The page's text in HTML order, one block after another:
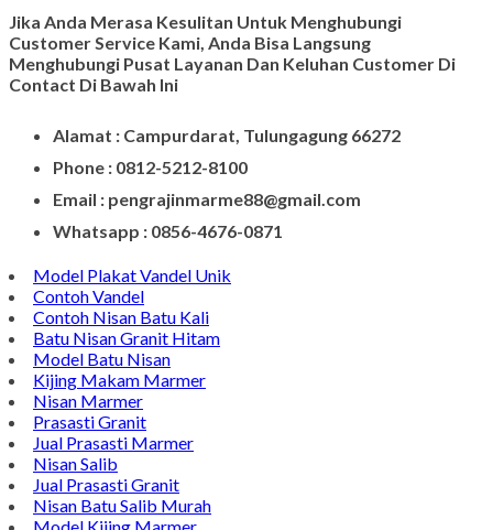
Model Prasasti Terbaru
Prasasti untuk Peresmian Masjid
Prasasti Marmer
Prasasti dari Marmer
Meja Makan Marmer
Meja Marmer Bulat
Vandel Kenang - Kenangan
CONTACT INFO
Jika Anda Merasa Kesulitan Untuk Menghubungi
Customer Service Kami, Anda Bisa Langsung
Menghubungi Pusat Layanan Dan Keluhan Customer Di
Contact Di Bawah Ini
Alamat : Campurdarat, Tulungagung 66272
Phone : 0812-5212-8100
Email : pengrajinmarme88@gmail.com
Whatsapp : 0856-4676-0871